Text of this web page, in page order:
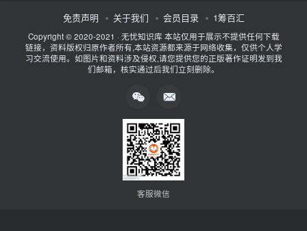
免责声明 关于我们 会员目录 1筹百汇
Copyright © 2020-2021 · 无忧知识库 本站仅用于展示不提供任何下载
链接，资料版权归原作者所有,本站资源都来源于网络收集，仅供个人学
习交流使用。如图片和资料涉及侵权,请您提供您的正版著作证明发到我
们邮箱，核实通过后我们立刻删除。
客服微信